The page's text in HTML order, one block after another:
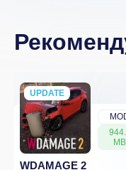
MB
UPDATE
NEW
WDAMAGE 2